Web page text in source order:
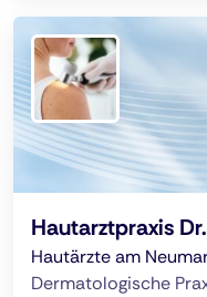
Hautarztpraxis
Hautärzte am
Dermatologische